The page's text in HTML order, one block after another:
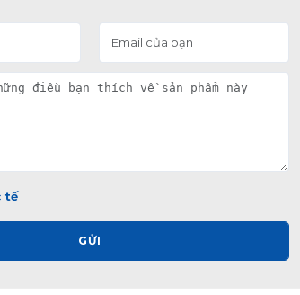
tế
GỬI